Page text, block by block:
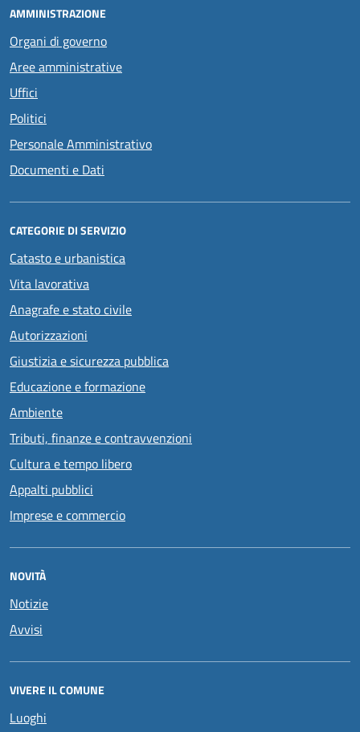
AMMINISTRAZIONE
Organi di governo
Aree amministrative
Uffici
Politici
Personale Amministrativo
Documenti e Dati
CATEGORIE DI SERVIZIO
Catasto e urbanistica
Vita lavorativa
Anagrafe e stato civile
Autorizzazioni
Giustizia e sicurezza pubblica
Educazione e formazione
Ambiente
Tributi, finanze e contravvenzioni
Cultura e tempo libero
Appalti pubblici
Imprese e commercio
NOVITÀ
Notizie
Avvisi
VIVERE IL COMUNE
Luoghi